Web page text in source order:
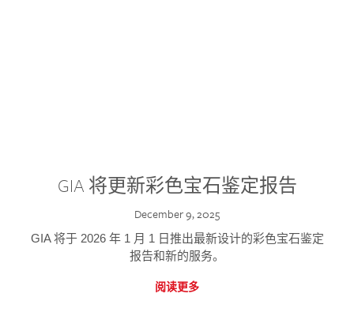
GIA 将更新彩色宝石鉴定报告
December 9, 2025
GIA 将于 2026 年 1 月 1 日推出最新设计的彩色宝石鉴定
报告和新的服务。
阅读更多